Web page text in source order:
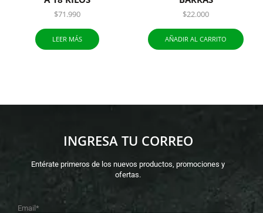
$71.990
LEER MÁS
$22.000
AÑADIR AL CARRITO
INGRESA TU CORREO
Entérate primeros de los nuevos productos, promociones y
ofertas.
Email*